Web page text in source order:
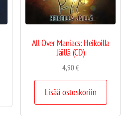
All Over Maniacs: Heikoilla
Jäillä (CD)
4,90€
Lisää ostoskoriin